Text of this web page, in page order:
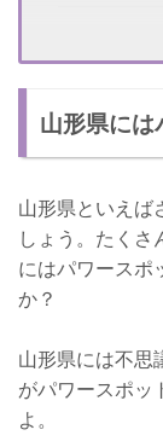
仙人堂のご利
仙人堂の口コ
仙人堂にはこ
おすすめの参詣
さいごに
山形県に
山形県といえば
しょう。たく
にはパワースポ
か？
山形県には不思
がパワースポッ
よ。